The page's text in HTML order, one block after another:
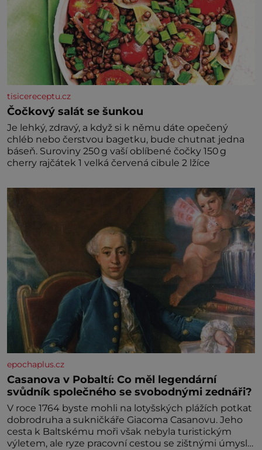
tisicereceptu.cz
Čočkový salát se šunkou
Je lehký, zdravý, a když si k němu dáte opečený
chléb nebo čerstvou bagetku, bude chutnat jedna
báseň. Suroviny 250 g vaší oblíbené čočky 150 g
cherry rajčátek 1 velká červená cibule 2 lžíce
epochaplus.cz
Casanova v Pobaltí: Co měl legendární
svůdník společného se svobodnými zednáři?
V roce 1764 byste mohli na lotyšských plážích potkat
dobrodruha a sukničkáře Giacoma Casanovu. Jeho
cesta k Baltskému moři však nebyla turistickým
výletem, ale ryze pracovní cestou se zištnými úmysly.